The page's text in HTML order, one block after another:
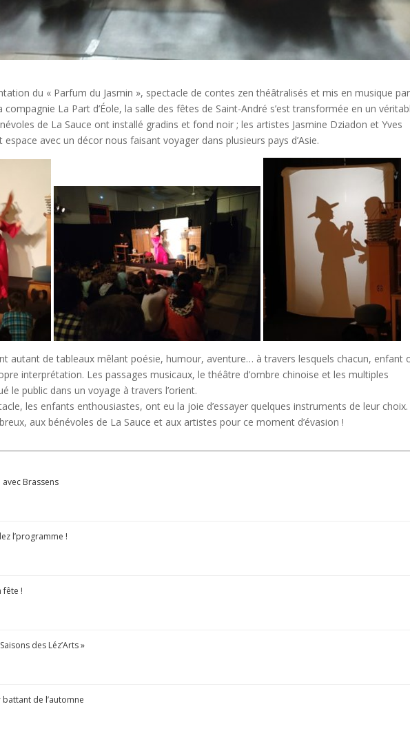
du « Parfum du Jasmin », spectacle de contes zen théâtralisés et mis en musique
La Part d’Éole, la salle des fêtes de Saint-André s’est transformée en un
de La Sauce ont installé gradins et fond noir ; les artistes Jasmine Dziadon et Yves
avec un décor nous faisant voyager dans plusieurs pays d’Asie.
autant de tableaux mêlant poésie, humour, aventure… à travers lesquels chacun, enfant
interprétation. Les passages musicaux, le théâtre d’ombre chinoise et les multiples
le public dans un voyage à travers l’orient.
les enfants enthousiastes, ont eu la joie d’essayer quelques instruments de leur choix.
aux bénévoles de La Sauce et aux artistes pour ce moment d’évasion !
Brassens
l’programme !
fête !
des Léz’Arts »
de l’automne